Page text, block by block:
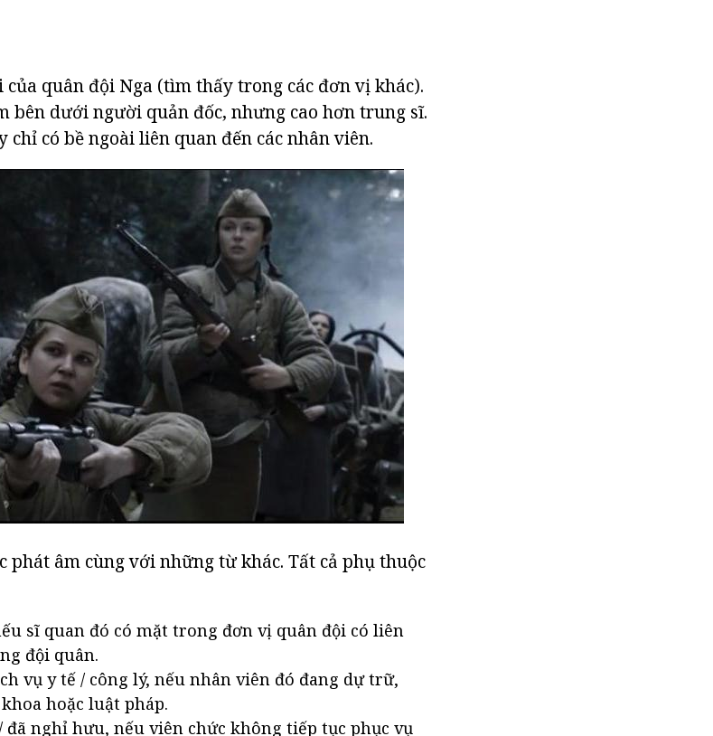
quân đội Nga (tìm thấy trong các đơn vị khác).
bên dưới người quản đốc, nhưng cao hơn trung sĩ.
chỉ có bề ngoài liên quan đến các nhân viên.
phát âm cùng với những từ khác. Tất cả phụ thuộc
sĩ quan đó có mặt trong đơn vị quân đội có liên
đội quân.
vụ y tế / công lý, nếu nhân viên đó đang dự trữ,
hoặc luật pháp.
đã nghỉ hưu, nếu viên chức không tiếp tục phục vụ